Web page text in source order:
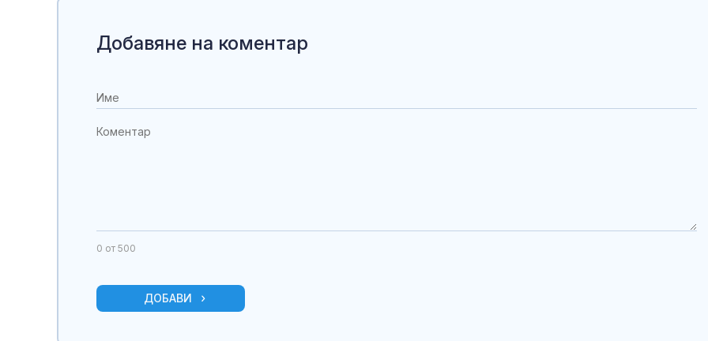
Добавяне на коментар
0 от 500
ДОБАВИ